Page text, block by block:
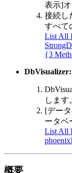
表示]
接続し
すべて
List All
{3
DbVisualizer:
します
[デー
ータベ
List All
概要